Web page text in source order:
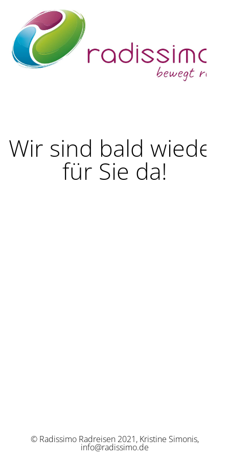
Wir sind bald wieder
für Sie da!
© Radissimo Radreisen 2021, Kristine Simonis,
info@radissimo.de